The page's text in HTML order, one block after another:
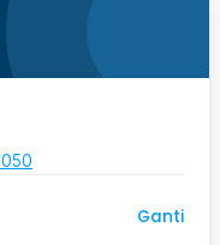
Ganti